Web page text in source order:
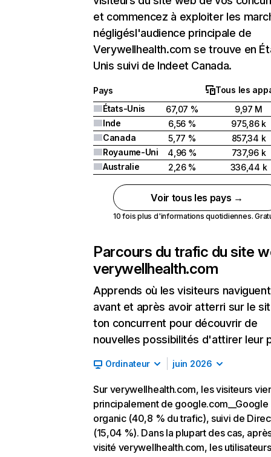
et commencez à exploiter les
négligésl'audience principale de
Verywellhealth.com se trouve en
Unis suivi de Indeet Canada.
Pays
Tous les
États-Unis
67,07 %
9,97 M
Inde
6,56 %
975,86 k
Canada
5,77 %
857,34 k
Royaume-Uni
4,96 %
737,96 k
Australie
2,26 % 336,44 k
Voir tous les pays →
10 fois plus d'informations quotidiennes.
Parcours du trafic du site
verywellhealth.com
Apprends où les visiteurs naviguent
avant et après avoir atterri sur le
ton concurrent pour découvrir de
nouvelles possibilités d'attirer leur
Ordinateur juin 2026
Sur verywellhealth.com, les visiteurs
principalement de google.com__Google
organic (40,8 % du trafic), suivi de
(15,04 %). Dans la plupart des cas,
visité verywellhealth.com, les